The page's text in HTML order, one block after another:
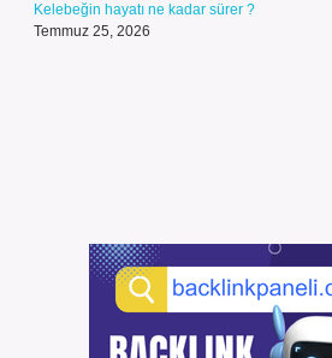
Kelebeğin hayatı ne kadar sürer ?
Temmuz 25, 2026